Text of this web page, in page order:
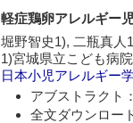
軽症鶏卵アレルギー
堀野智史1), 二瓶真人
1)宮城県立こども病
日本小児アレルギー
アブストラクト
全文ダウンロー